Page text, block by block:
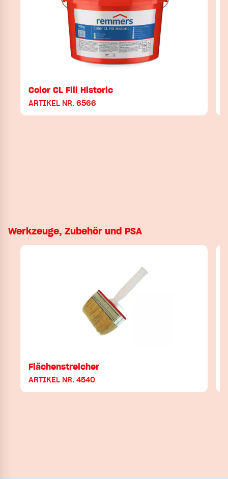
Color CL Fill Historic
ARTIKEL NR. 6566
Werkzeuge, Zubehör und PSA
Flächenstreicher
ARTIKEL NR. 4540